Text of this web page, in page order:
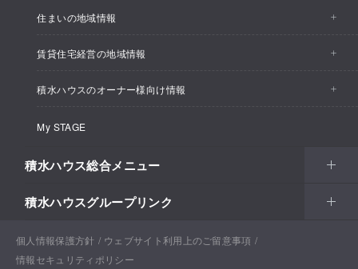
お近くの積水ハウストップ
住まいの地域情報
イベント情報
住宅展示場・ショールーム情報
分譲住宅・土地
支店・事業所情報
戸建建築実例
賃貸住宅経営の地域情報
イベント情報
支店・事業所情報
賃貸住宅経営（シャーメゾン）
土地活用
積水ハウスのオーナー様向け情報
カスタマーズセンター
リフォーム
Netオーナーズクラブ
My STAGE
積水ハウス総合メニュー
住まい
戸建住宅
土地活用
積水ハウスグループリンク
積水ハウスサポートプラス
個人情報保護方針
ウェブサイト利用上のご留意事項
情報セキュリティポリシー